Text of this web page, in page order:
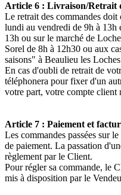
Article 6 : Livraison/Retrait
Le retrait des commandes
lundi au vendredi de 9h à 13h
13h ou sur le marché de
Sorel de 8h à 12h30 ou aux
saisons" à Beaulieu les
En cas d'oubli de retrait de
téléphonera pour fixer d'un
votre part, votre compte client
Article 7 : Paiement et
Les commandes passées sur
de paiement. La passation
règlement par le Client.
Pour régler sa commande, le
mis à disposition par le